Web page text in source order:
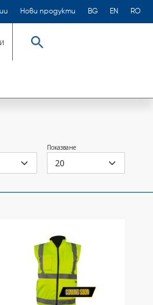
Нови продукти BG EN RO
Търсене
Показване